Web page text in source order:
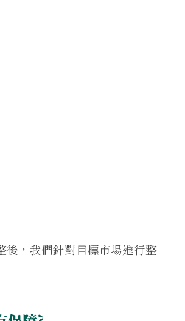
後，我們針對目標市場進行整